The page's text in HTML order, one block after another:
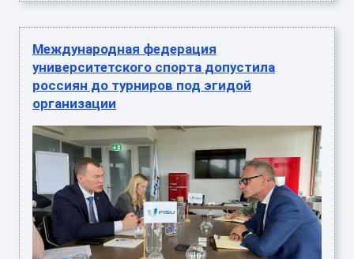
Международная федерация
университетского спорта допустила
россиян до турниров под эгидой
организации